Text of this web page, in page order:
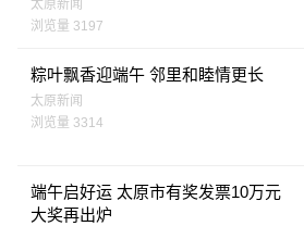
太原新闻
浏览量 3197
粽叶飘香迎端午 邻里和睦情更长
太原新闻
浏览量 3314
端午启好运 太原市有奖发票10万元
大奖再出炉